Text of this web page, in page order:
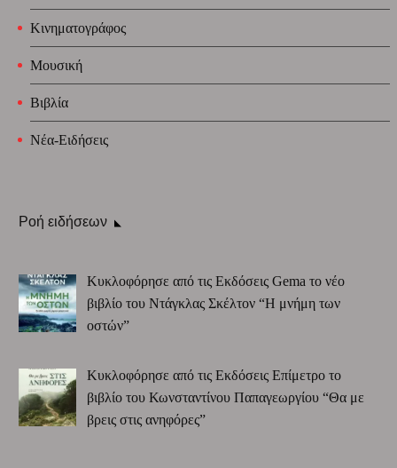
Κινηματογράφος
Μουσική
Βιβλία
Νέα-Ειδήσεις
Ροή ειδήσεων
Κυκλοφόρησε από τις Εκδόσεις Gema το νέο
βιβλίο του Ντάγκλας Σκέλτον “Η μνήμη των
οστών”
Κυκλοφόρησε από τις Εκδόσεις Επίμετρο το
βιβλίο του Κωνσταντίνου Παπαγεωργίου “Θα με
βρεις στις ανηφόρες”